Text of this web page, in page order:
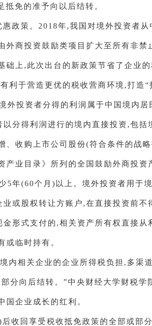
免的准予向以后结转。
政策。2018年,我国对境外投资者
商投资鼓励类项目扩大至所有非禁
上,此次出台的新政策节省了企业
利于营造更优的税收营商环境,打造“
外投资者分得的利润属于中国境内
分得利润进行的境内直接投资,包
收购上市公司股份(符合条件的战
业目录》所列的全国鼓励外商投资
5年(60个月)以上。境外投资者用于
或股权转让方账户,在直接投资前不
形式支付的,相关资产所有权直接
或临时持有。
内相关企业的企业所得税负担,多渠
分向后结转。”中央财经大学财税学
国企业成长的红利。
收回享受税收抵免政策的全部或部